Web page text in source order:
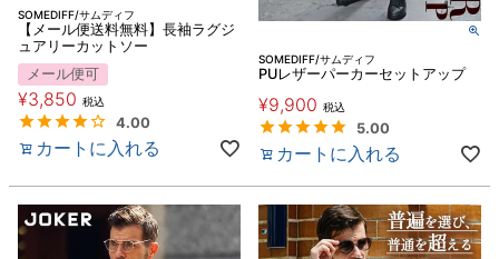
SOMEDIFF/サムディフ
【メール便送料無料】長袖ラグジ
ュアリーカットソー
メール便可
¥3,850 税込
4.00
カートに入れる
SOMEDIFF/サムディフ
PUレザーパーカーセットアップ
¥9,900 税込
5.00
カートに入れる